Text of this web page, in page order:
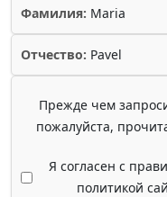
Фамилия: Maria
Отчество: Pavel
Прежде чем
пожалуйста,
Я согласен с
политикой